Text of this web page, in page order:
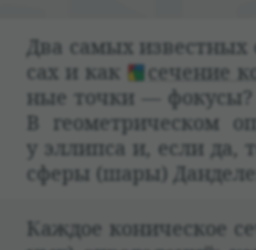
Два самых извест­ных
сах и как
сече­ние
ные точки — фокусы?
В геомет­ри­че­ском
у эллипса и, если да,
сферы (шары)
Каж­дое кони­че­ское